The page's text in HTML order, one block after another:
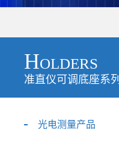
Holders
准直仪可调底座系列
光电测量产品